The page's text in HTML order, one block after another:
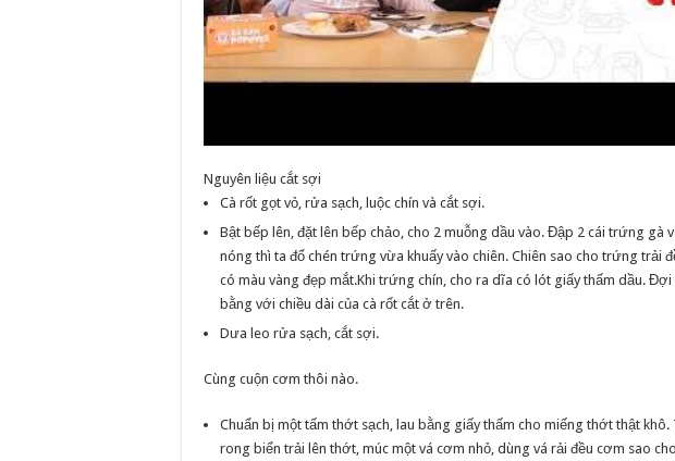
Nguyên liệu cắt sợi
Cà rốt gọt vỏ, rửa sạch, luộc chín và cắt sợi.
Bật bếp lên, đặt lên bếp chảo, cho 2 muỗng dầu vào. Đập 2 cái trứng gà
nóng thì ta đổ chén trứng vừa khuấy vào chiên. Chiên sao cho trứng trải
có màu vàng đẹp mắt.Khi trứng chín, cho ra dĩa có lót giấy thấm dầu.
bằng với chiều dài của cà rốt cắt ở trên.
Dưa leo rửa sạch, cắt sợi.
Cùng cuộn cơm thôi nào.
Chuẩn bị một tấm thớt sạch, lau bằng giấy thấm cho miếng thớt thật
rong biển trải lên thớt, múc một vá cơm nhỏ, dùng vá rải đều cơm sao